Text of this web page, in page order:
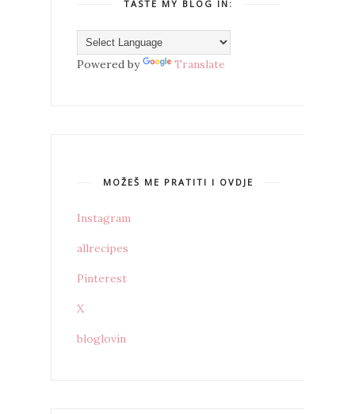
TASTE MY BLOG IN:
Powered by Translate
MOŽEŠ ME PRATITI I OVDJE
Instagram
allrecipes
Pinterest
X
bloglovin